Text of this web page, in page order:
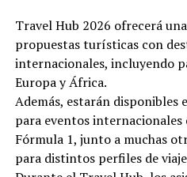
Travel Hub 2026 ofrecerá
propuestas turísticas con
internacionales, incluyendo
Europa y África.
Además, estarán disponibles
para eventos
Fórmula 1, junto a muchas
para distintos perfiles de